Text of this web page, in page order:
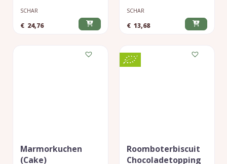
SCHAR
€ 24,76
SCHAR
€ 13,68
Marmorkuchen
(cake)
Roomboterbiscuit
Chocoladetopping